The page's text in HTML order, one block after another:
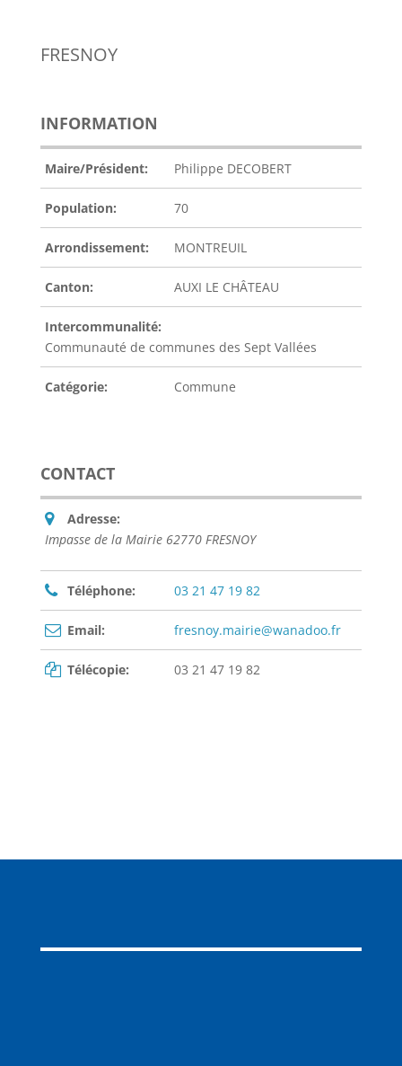
FRESNOY
INFORMATION
Maire/Président: Philippe DECOBERT
Population: 70
Arrondissement: MONTREUIL
Canton: AUXI LE CHÂTEAU
Intercommunalité:
Communauté de communes des Sept Vallées
Catégorie: Commune
CONTACT
Adresse:
Impasse de la Mairie 62770 FRESNOY
Téléphone: 03 21 47 19 82
Email: fresnoy.mairie@wanadoo.fr
Télécopie: 03 21 47 19 82